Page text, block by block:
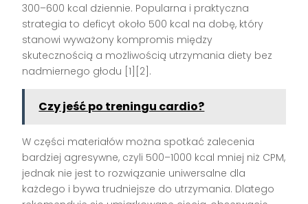
300–600 kcal dziennie. Popularna i praktyczna
strategia to deficyt około 500 kcal na dobę, który
stanowi wyważony kompromis między
skutecznością a możliwością utrzymania diety bez
nadmiernego głodu [1][2].
Czy jeść po treningu cardio?
W części materiałów można spotkać zalecenia
bardziej agresywne, czyli 500–1000 kcal mniej niż CPM,
jednak nie jest to rozwiązanie uniwersalne dla
każdego i bywa trudniejsze do utrzymania. Dlatego